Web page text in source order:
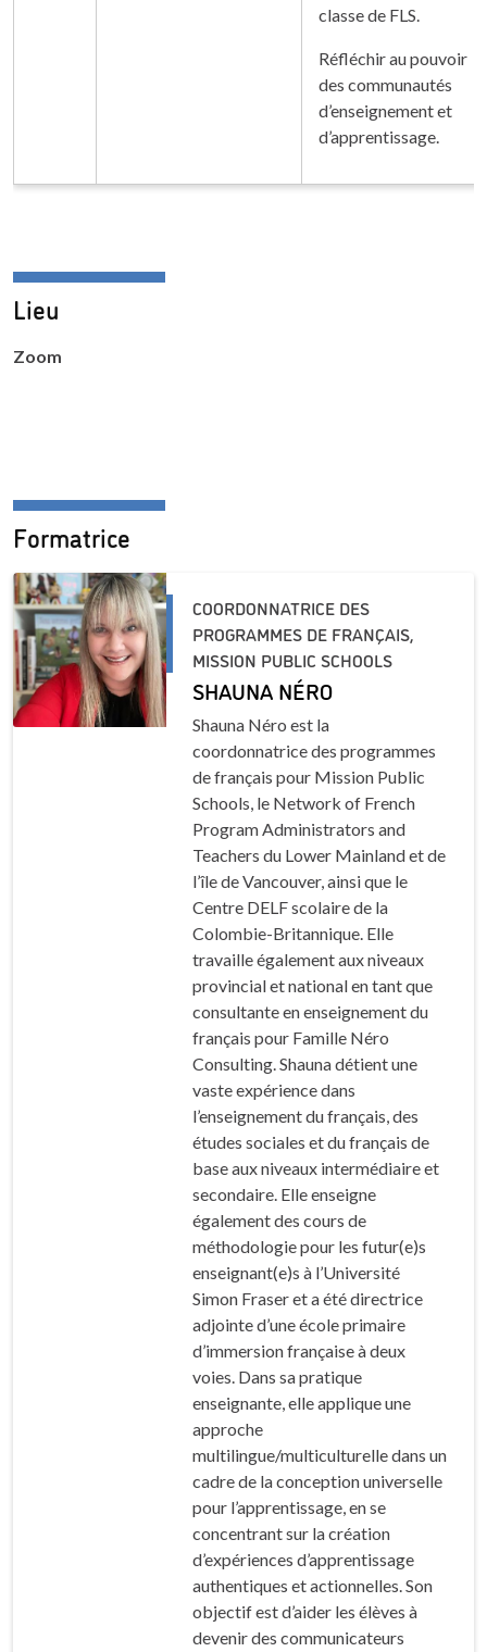
classe de FLS.
Réfléchir au pouvoir
des communautés
d’enseignement et
d’apprentissage.
Lieu
Zoom
Formatrice
COORDONNATRICE DES
PROGRAMMES DE FRANÇAIS,
MISSION PUBLIC SCHOOLS
SHAUNA NÉRO
Shauna Néro est la
coordonnatrice des programmes
de français pour Mission Public
Schools, le Network of French
Program Administrators and
Teachers du Lower Mainland et de
l’île de Vancouver, ainsi que le
Centre DELF scolaire de la
Colombie-Britannique. Elle
travaille également aux niveaux
provincial et national en tant que
consultante en enseignement du
français pour Famille Néro
Consulting. Shauna détient une
vaste expérience dans
l’enseignement du français, des
études sociales et du français de
base aux niveaux intermédiaire et
secondaire. Elle enseigne
également des cours de
méthodologie pour les futur(e)s
enseignant(e)s à l’Université
Simon Fraser et a été directrice
adjointe d’une école primaire
d’immersion française à deux
voies. Dans sa pratique
enseignante, elle applique une
approche
multilingue/multiculturelle dans un
cadre de la conception universelle
pour l’apprentissage, en se
concentrant sur la création
d’expériences d’apprentissage
authentiques et actionnelles. Son
objectif est d’aider les élèves à
devenir des communicateurs